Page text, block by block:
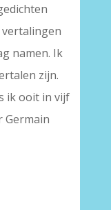
namen. Ik
zijn.
ik ooit in vijf
Germain